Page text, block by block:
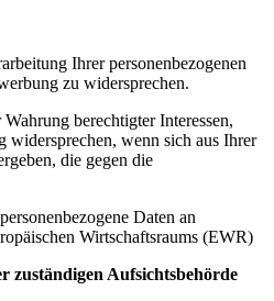
Ihrer personenbezogenen
zu widersprechen.
berechtigter Interessen,
widersprechen, wenn sich aus Ihrer
die gegen die
Daten an
Wirtschaftsraums (EWR)
zuständigen Aufsichtsbehörde